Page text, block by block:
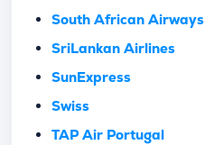
South African Airways
SriLankan Airlines
SunExpress
Swiss
TAP Air Portugal